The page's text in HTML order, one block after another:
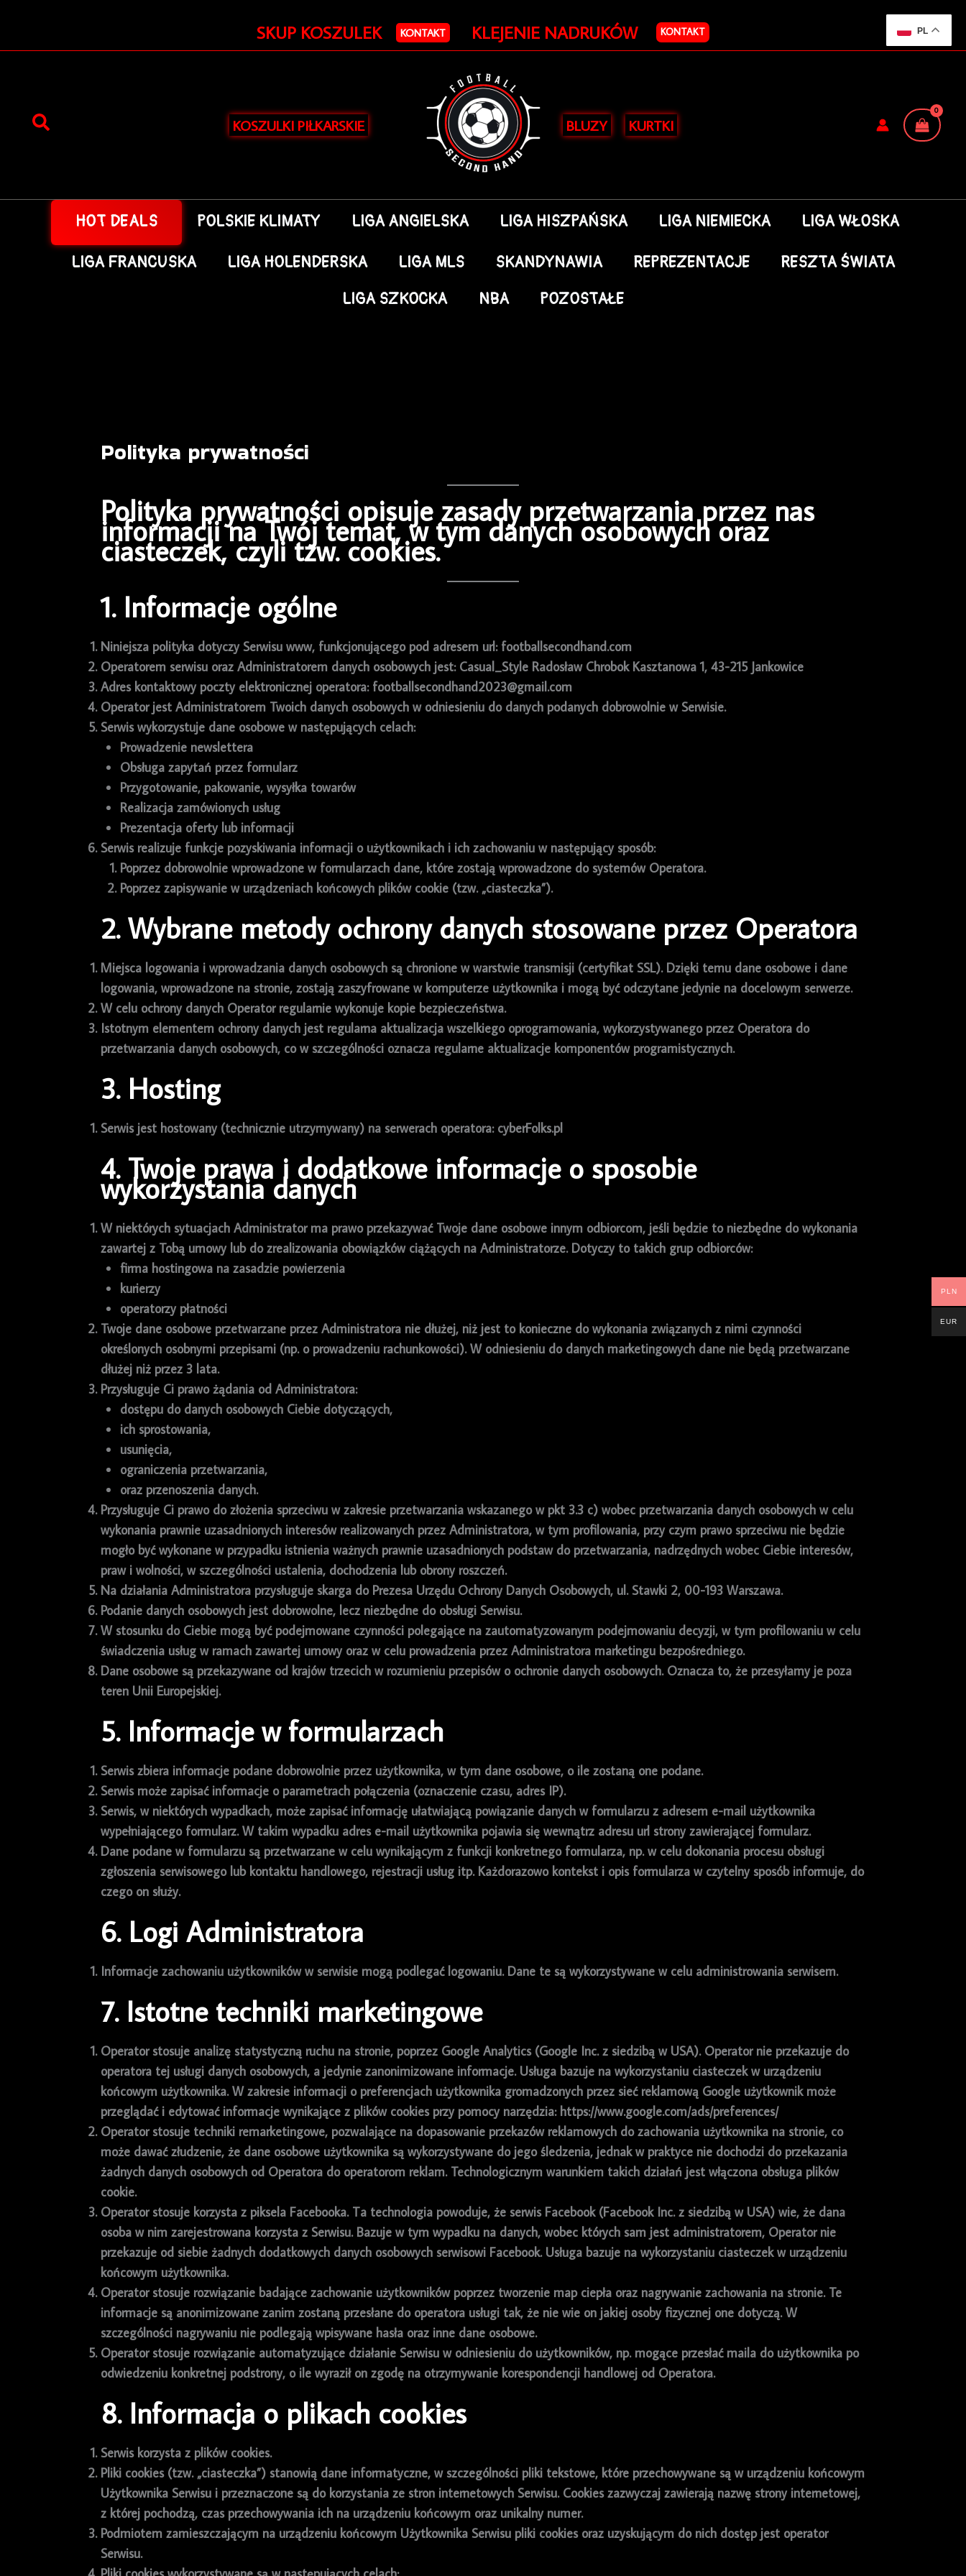
treści
SKUP KOSZULEK KONTAKT KLEJENIE NADRUKÓW KONTAKT
KOSZULKI PIŁKARSKIE BLUZY KURTKI
HOT DEALS POLSKIE KLIMATY LIGA ANGIELSKA LIGA HISZPAŃSKA LIGA NIEMIECKA LIGA WŁOSKA
LIGA FRANCUSKA LIGA HOLENDERSKA LIGA MLS SKANDYNAWIA REPREZENTACJE
RESZTA ŚWIATA
LIGA SZKOCKA
NBA POZOSTAŁE
Polityka prywatności
Polityka prywatności opisuje zasady przetwarzania przez nas
informacji na Twój temat, w tym danych osobowych oraz
ciasteczek, czyli tzw. cookies.
1. Informacje ogólne
Niniejsza polityka dotyczy Serwisu www, funkcjonującego pod adresem url: footballsecondhand.com
Operatorem serwisu oraz Administratorem danych osobowych jest: Casual_Style Radosław Chrobok Kasztanowa 1, 43-215 Jankowice
Adres kontaktowy poczty elektronicznej operatora: footballsecondhand2023@gmail.com
Operator jest Administratorem Twoich danych osobowych w odniesieniu do danych podanych dobrowolnie w Serwisie.
Serwis wykorzystuje dane osobowe w następujących celach:
Prowadzenie newslettera
Obsługa zapytań przez formularz
Przygotowanie, pakowanie, wysyłka towarów
Realizacja zamówionych usług
Prezentacja oferty lub informacji
Serwis realizuje funkcje pozyskiwania informacji o użytkownikach i ich zachowaniu w następujący sposób:
Poprzez dobrowolnie wprowadzone w formularzach dane, które zostają wprowadzone do systemów Operatora.
Poprzez zapisywanie w urządzeniach końcowych plików cookie (tzw. „ciasteczka”).
2. Wybrane metody ochrony danych stosowane przez Operatora
Miejsca logowania i wprowadzania danych osobowych są chronione w warstwie transmisji (certyfikat SSL). Dzięki temu dane osobowe i dane
logowania, wprowadzone na stronie, zostają zaszyfrowane w komputerze użytkownika i mogą być odczytane jedynie na docelowym serwerze.
W celu ochrony danych Operator regularnie wykonuje kopie bezpieczeństwa.
Istotnym elementem ochrony danych jest regularna aktualizacja wszelkiego oprogramowania, wykorzystywanego przez Operatora do
przetwarzania danych osobowych, co w szczególności oznacza regularne aktualizacje komponentów programistycznych.
3. Hosting
Serwis jest hostowany (technicznie utrzymywany) na serwerach operatora: cyberFolks.pl
4. Twoje prawa i dodatkowe informacje o sposobie
wykorzystania danych
W niektórych sytuacjach Administrator ma prawo przekazywać Twoje dane osobowe innym odbiorcom, jeśli będzie to niezbędne do wykonania
zawartej z Tobą umowy lub do zrealizowania obowiązków ciążących na Administratorze. Dotyczy to takich grup odbiorców:
firma hostingowa na zasadzie powierzenia
kurierzy
operatorzy płatności
Twoje dane osobowe przetwarzane przez Administratora nie dłużej, niż jest to konieczne do wykonania związanych z nimi czynności
określonych osobnymi przepisami (np. o prowadzeniu rachunkowości). W odniesieniu do danych marketingowych dane nie będą przetwarzane
dłużej niż przez 3 lata.
Przysługuje Ci prawo żądania od Administratora:
dostępu do danych osobowych Ciebie dotyczących,
ich sprostowania,
usunięcia,
ograniczenia przetwarzania,
oraz przenoszenia danych.
Przysługuje Ci prawo do złożenia sprzeciwu w zakresie przetwarzania wskazanego w pkt 3.3 c) wobec przetwarzania danych osobowych w celu
wykonania prawnie uzasadnionych interesów realizowanych przez Administratora, w tym profilowania, przy czym prawo sprzeciwu nie będzie
mogło być wykonane w przypadku istnienia ważnych prawnie uzasadnionych podstaw do przetwarzania, nadrzędnych wobec Ciebie interesów,
praw i wolności, w szczególności ustalenia, dochodzenia lub obrony roszczeń.
Na działania Administratora przysługuje skarga do Prezesa Urzędu Ochrony Danych Osobowych, ul. Stawki 2, 00-193 Warszawa.
Podanie danych osobowych jest dobrowolne, lecz niezbędne do obsługi Serwisu.
W stosunku do Ciebie mogą być podejmowane czynności polegające na zautomatyzowanym podejmowaniu decyzji, w tym profilowaniu w celu
świadczenia usług w ramach zawartej umowy oraz w celu prowadzenia przez Administratora marketingu bezpośredniego.
Dane osobowe są przekazywane od krajów trzecich w rozumieniu przepisów o ochronie danych osobowych. Oznacza to, że przesyłamy je poza
teren Unii Europejskiej.
5. Informacje w formularzach
Serwis zbiera informacje podane dobrowolnie przez użytkownika, w tym dane osobowe, o ile zostaną one podane.
Serwis może zapisać informacje o parametrach połączenia (oznaczenie czasu, adres IP).
Serwis, w niektórych wypadkach, może zapisać informację ułatwiającą powiązanie danych w formularzu z adresem e-mail użytkownika
wypełniającego formularz. W takim wypadku adres e-mail użytkownika pojawia się wewnątrz adresu url strony zawierającej formularz.
Dane podane w formularzu są przetwarzane w celu wynikającym z funkcji konkretnego formularza, np. w celu dokonania procesu obsługi
zgłoszenia serwisowego lub kontaktu handlowego, rejestracji usług itp. Każdorazowo kontekst i opis formularza w czytelny sposób informuje, do
czego on służy.
6. Logi Administratora
Informacje zachowaniu użytkowników w serwisie mogą podlegać logowaniu. Dane te są wykorzystywane w celu administrowania serwisem.
7. Istotne techniki marketingowe
Operator stosuje analizę statystyczną ruchu na stronie, poprzez Google Analytics (Google Inc. z siedzibą w USA). Operator nie przekazuje do
operatora tej usługi danych osobowych, a jedynie zanonimizowane informacje. Usługa bazuje na wykorzystaniu ciasteczek w urządzeniu
końcowym użytkownika. W zakresie informacji o preferencjach użytkownika gromadzonych przez sieć reklamową Google użytkownik może
przeglądać i edytować informacje wynikające z plików cookies przy pomocy narzędzia: https://www.google.com/ads/preferences/
Operator stosuje techniki remarketingowe, pozwalające na dopasowanie przekazów reklamowych do zachowania użytkownika na stronie, co
może dawać złudzenie, że dane osobowe użytkownika są wykorzystywane do jego śledzenia, jednak w praktyce nie dochodzi do przekazania
żadnych danych osobowych od Operatora do operatorom reklam. Technologicznym warunkiem takich działań jest włączona obsługa plików
cookie.
Operator stosuje korzysta z piksela Facebooka. Ta technologia powoduje, że serwis Facebook (Facebook Inc. z siedzibą w USA) wie, że dana
osoba w nim zarejestrowana korzysta z Serwisu. Bazuje w tym wypadku na danych, wobec których sam jest administratorem, Operator nie
przekazuje od siebie żadnych dodatkowych danych osobowych serwisowi Facebook. Usługa bazuje na wykorzystaniu ciasteczek w urządzeniu
końcowym użytkownika.
Operator stosuje rozwiązanie badające zachowanie użytkowników poprzez tworzenie map ciepła oraz nagrywanie zachowania na stronie. Te
informacje są anonimizowane zanim zostaną przesłane do operatora usługi tak, że nie wie on jakiej osoby fizycznej one dotyczą. W
szczególności nagrywaniu nie podlegają wpisywane hasła oraz inne dane osobowe.
Operator stosuje rozwiązanie automatyzujące działanie Serwisu w odniesieniu do użytkowników, np. mogące przesłać maila do użytkownika po
odwiedzeniu konkretnej podstrony, o ile wyraził on zgodę na otrzymywanie korespondencji handlowej od Operatora.
8. Informacja o plikach cookies
Serwis korzysta z plików cookies.
Pliki cookies (tzw. „ciasteczka”) stanowią dane informatyczne, w szczególności pliki tekstowe, które przechowywane są w urządzeniu końcowym
Użytkownika Serwisu i przeznaczone są do korzystania ze stron internetowych Serwisu. Cookies zazwyczaj zawierają nazwę strony internetowej,
z której pochodzą, czas przechowywania ich na urządzeniu końcowym oraz unikalny numer.
Podmiotem zamieszczającym na urządzeniu końcowym Użytkownika Serwisu pliki cookies oraz uzyskującym do nich dostęp jest operator
Serwisu.
PL
PLN
EUR